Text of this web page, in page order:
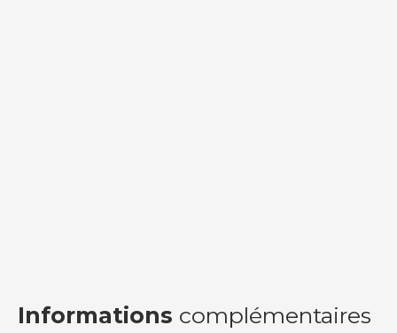
Informations complémentaires